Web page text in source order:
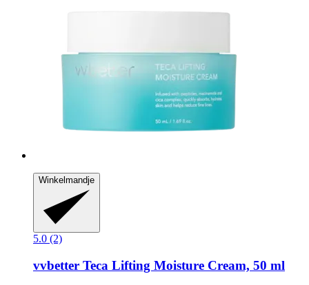
Winkelmandje
5.0 (2)
vvbetter Teca Lifting Moisture Cream, 50 ml